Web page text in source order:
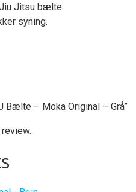
Jitsu bælte
syning.
Bælte – Moka Original – Grå”